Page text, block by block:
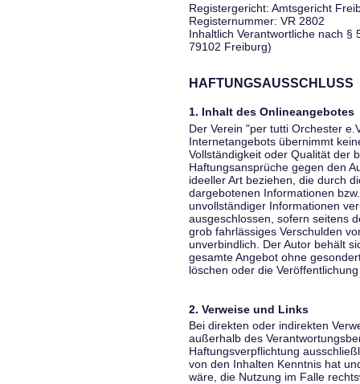
Registergericht: Amtsgericht
Registernummer: VR 2802
Inhaltlich Verantwortliche nach §
79102 Freiburg)
HAFTUNGSAUSSCHLUSS
1. Inhalt des Onlineangebotes
Der Verein "per tutti Orchester
Internetangebots übernimmt
Vollständigkeit oder Qualität der
Haftungsansprüche gegen den
ideeller Art beziehen, die durch
dargebotenen Informationen
unvollständiger Informationen
ausgeschlossen, sofern seitens
grob fahrlässiges Verschulden
unverbindlich. Der Autor behält
gesamte Angebot ohne
löschen oder die
2. Verweise und Links
Bei direkten oder indirekten
außerhalb des
Haftungsverpflichtung
von den Inhalten Kenntnis hat
wäre, die Nutzung im Falle